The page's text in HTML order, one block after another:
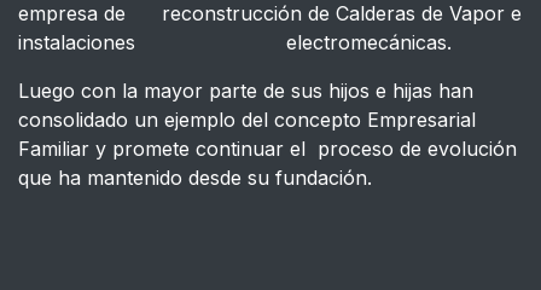
empresa de reconstrucción de Calderas de Vapor e
instalaciones electromecánicas.
Luego con la mayor parte de sus hijos e hijas han
consolidado un ejemplo del concepto Empresarial
Familiar y promete continuar el proceso de evolución
que ha mantenido desde su fundación.